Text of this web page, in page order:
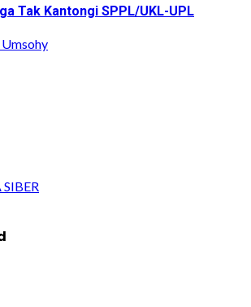
Tak Kantongi SPPL/UKL-UPL